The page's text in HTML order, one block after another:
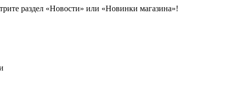
раздел «Новости» или «Новинки магазина»!